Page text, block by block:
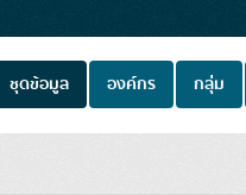
ชุดข้อมูล องค์กร กลุ่ม